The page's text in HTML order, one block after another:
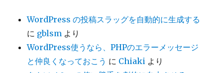
WordPress の投稿スラッグを自動的に生成する
に gblsm より
WordPress使うなら、PHPのエラーメッセージ
と仲良くなっておこう に Chiaki より